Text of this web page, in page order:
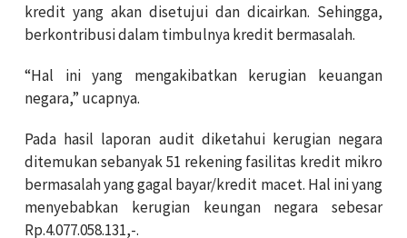
kredit yang akan disetujui dan dicairkan. Sehingga,
berkontribusi dalam timbulnya kredit bermasalah.
“Hal ini yang mengakibatkan kerugian keuangan
negara,” ucapnya.
Pada hasil laporan audit diketahui kerugian negara
ditemukan sebanyak 51 rekening fasilitas kredit mikro
bermasalah yang gagal bayar/kredit macet. Hal ini yang
menyebabkan kerugian keungan negara sebesar
Rp.4.077.058.131,-.